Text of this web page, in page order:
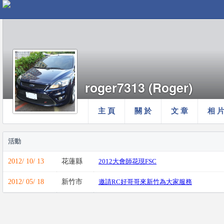
主 頁 關 於 文 章 相 片
roger7313 (Roger)
活動
2012/ 10/ 13 花蓮縣 2012大會師花現FSC
2012/ 05/ 18 新竹市 邀請RC好哥哥來新竹為大家服務